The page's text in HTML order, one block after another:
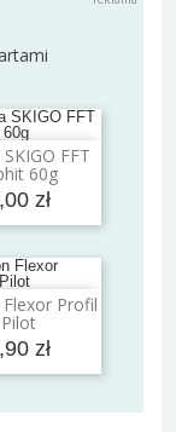
FFT
60g
zł
do koszyka
Profil
zł
do koszyka